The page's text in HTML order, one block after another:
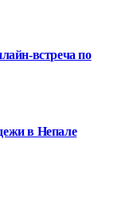
встреча по
в Непале